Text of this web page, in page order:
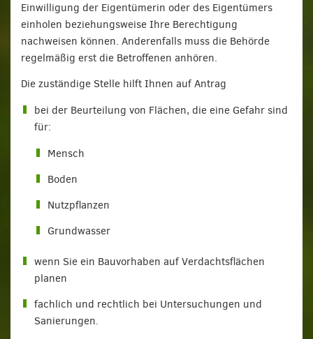
Einwilligung der Eigentümerin oder des Eigentümers
einholen beziehungsweise Ihre Berechtigung
nachweisen können. Anderenfalls muss die Behörde
regelmäßig erst die Betroffenen anhören.
Die zuständige Stelle hilft Ihnen auf Antrag
bei der Beurteilung von Flächen, die eine Gefahr sind
für:
Mensch
Boden
Nutzpflanzen
Grundwasser
wenn Sie ein Bauvorhaben auf Verdachtsflächen
planen
fachlich und rechtlich bei Untersuchungen und
Sanierungen.